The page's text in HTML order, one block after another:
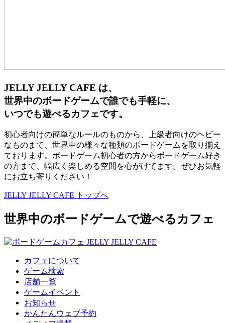
JELLY JELLY CAFE は、
世界中のボードゲームで誰でも手軽に、
いつでも遊べるカフェです。
初心者向けの簡単なルールのものから、上級者向けのヘビー
なものまで、世界中の様々な種類のボードゲームを取り揃え
ております。ボードゲーム初心者の方からボードゲーム好き
の方まで、幅広く楽しめる空間を心がけてます。ぜひお気軽
にお立ち寄りください！
JELLY JELLY CAFE トップへ
世界中のボードゲームで遊べるカフェ
カフェについて
ゲーム検索
店舗一覧
ゲームイベント
お知らせ
かんたんウェブ予約